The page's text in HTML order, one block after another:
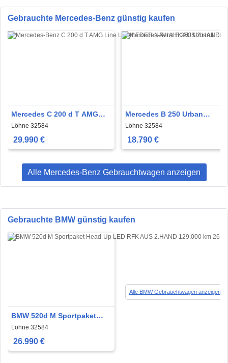
Gebrauchte Mercedes-Benz günstig kaufen
Mercedes C 200 d T AMG
Line LED LEDER NAVI AHK
AUS 2.HAND
Löhne 32584
29.990 €
Mercedes B 250 Urban
LEDER NAVI PANO.LED
KAMERA 1.HAND
Löhne 32584
18.790 €
Alle Mercedes-Benz Gebrauchtwagen anzeigen
Gebrauchte BMW günstig kaufen
BMW 520d M Sportpaket
Head-Up LED RFK AUS
2.HAND
Löhne 32584
26.990 €
Alle BMW Gebrauchtwagen anzeigen